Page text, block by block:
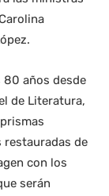
80 años desde
de Literatura,
restauradas de
con los
serán